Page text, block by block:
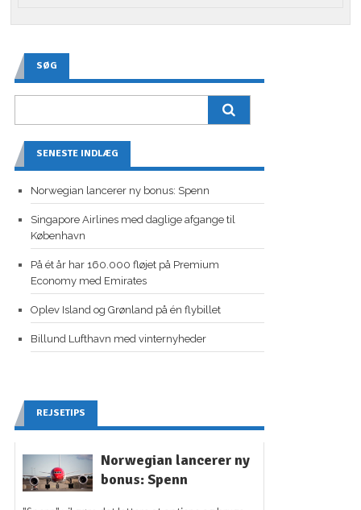
SØG
SENESTE INDLÆG
Norwegian lancerer ny bonus: Spenn
Singapore Airlines med daglige afgange til
København
På ét år har 160.000 fløjet på Premium
Economy med Emirates
Oplev Island og Grønland på én flybillet
Billund Lufthavn med vinternyheder
REJSETIPS
Norwegian lancerer ny
bonus: Spenn